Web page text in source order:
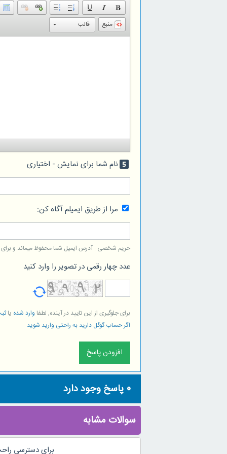
منبع
قالب
looks_5نام شما برای نمایش - اختیاری
مرا از طریق ایمیلم آگاه کن:
حریم شخصی : آدرس ایمیل شما محفوظ میماند و برای
عدد چهار رقمی در تصویر را وارد کنید
برای جلوگیری از این تایید در آینده, لطفا وارد شده یا
اگر حساب گوگل دارید به راحتی وارید شوید
0 پاسخ وجود دارد
سوالات مشابه
برای دسترسی